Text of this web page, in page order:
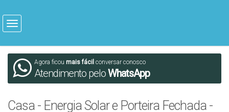
Agora ficou mais fácil conversar conosco
Atendimento peloWhatsApp
Casa - Energia Solar e Porteira Fechada -